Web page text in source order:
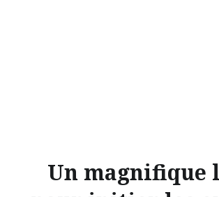
Un magnifique